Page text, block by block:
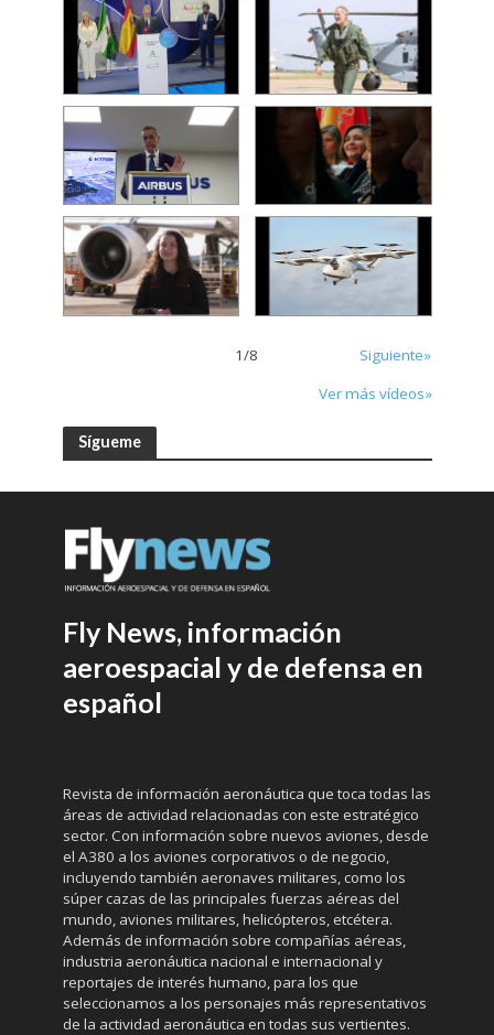
1/8
Siguiente»
Ver más vídeos»
Sígueme
Fly News, información
aeroespacial y de defensa en
español
Revista de información aeronáutica que toca todas las
áreas de actividad relacionadas con este estratégico
sector. Con información sobre nuevos aviones, desde
el A380 a los aviones corporativos o de negocio,
incluyendo también aeronaves militares, como los
súper cazas de las principales fuerzas aéreas del
mundo, aviones militares, helicópteros, etcétera.
Además de información sobre compañías aéreas,
industria aeronáutica nacional e internacional y
reportajes de interés humano, para los que
seleccionamos a los personajes más representativos
de la actividad aeronáutica en todas sus vertientes.